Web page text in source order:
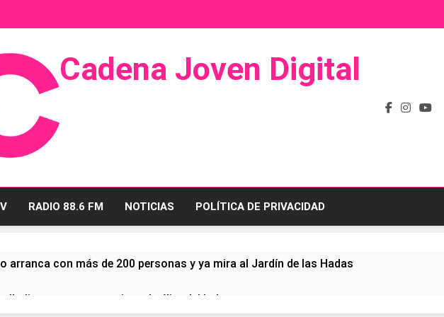
Cadena Joven Digital
Radio Y Televisión
RADIO 88.6 FM NOTICIAS POLÍTICA DE PRIVACIDAD
arranca con más de 200 personas y ya mira al Jardín de las Hadas
linense tras conquistar la élite del baloncesto